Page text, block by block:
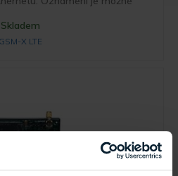
Skladem
GSM-X LTE